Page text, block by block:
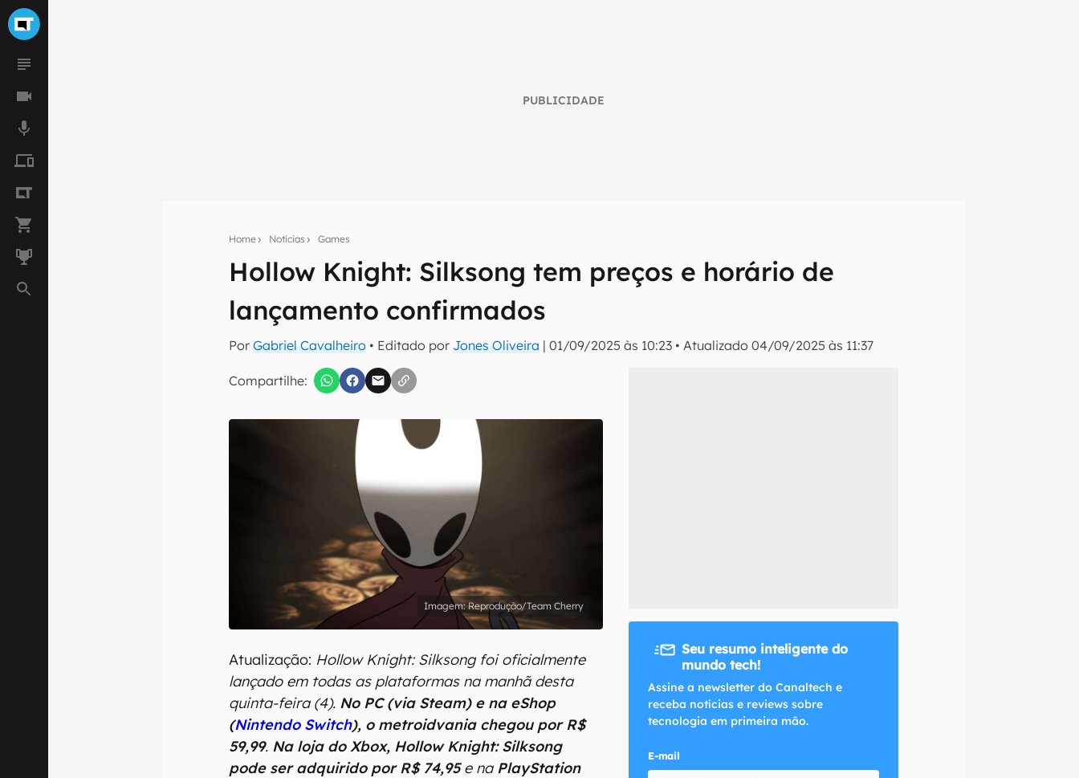
PUBLICIDADE
Home Notícias Games
Hollow Knight: Silksong tem preços e horário de
lançamento confirmados
PorGabriel Cavalheiro • Editado por Jones Oliveira |01/09/2025 às 10:23 •Atualizado04/09/2025 às 11:37
Compartilhe:
Seu resumo inteligente do mundo tech!
Assine a newsletter do Canaltech e receba notícias e reviews sobre tecnologia em primeira
mão.
Confirmo que li, aceito e concordo com os
Reprodução/Team Cherry
Atualização: Hollow Knight: Silksong foi oficialmente
lançado em todas as plataformas na manhã desta
quinta-feira (4). No PC (via Steam) e na eShop
(Nintendo Switch), o metroidvania chegou por R$
59,99. Na loja do Xbox, Hollow Knight: Silksong
pode ser adquirido por R$ 74,95e na PlayStation
Seu resumo inteligente do
mundo tech!
Assine a newsletter do Canaltech e
receba notícias e reviews sobre
tecnologia em primeira mão.
E-mail